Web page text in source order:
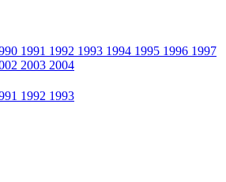
1991 1992 1993 1994 1995 1996 1997
2003 2004
1992 1993